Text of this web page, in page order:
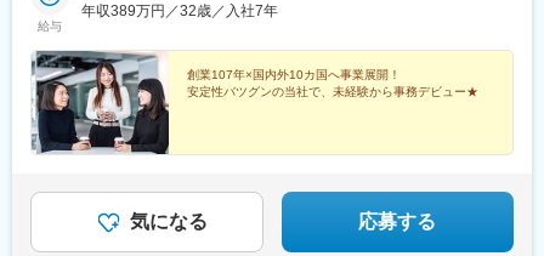
給与
年収389万円／32歳／入社7年
創業107年×国内外10カ国へ事業展開！
安定性バツグンの当社で、未経験から事務デビュー★
気になる 応募する